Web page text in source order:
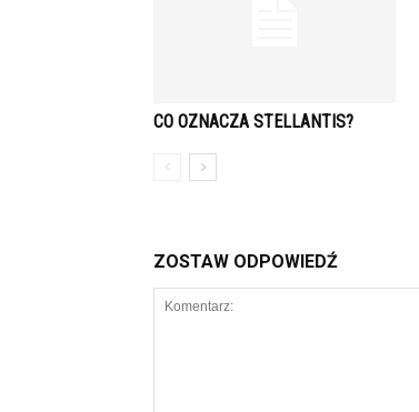
CO OZNACZA STELLANTIS?
ZOSTAW ODPOWIEDŹ